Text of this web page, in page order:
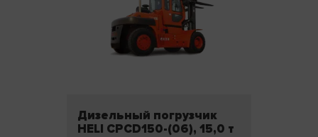
Дизельный погрузчик
HELI CPCD150-(06), 15,0 т